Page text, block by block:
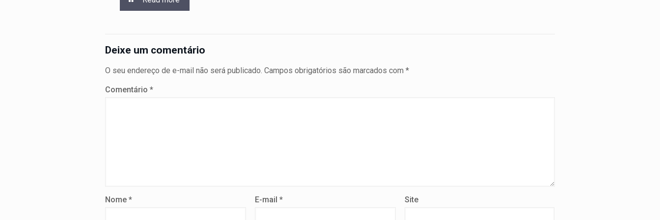
Deixe um comentário
O seu endereço de e-mail não será publicado. Campos obrigatórios são marcados com *
Comentário *
Nome * E-mail* Site